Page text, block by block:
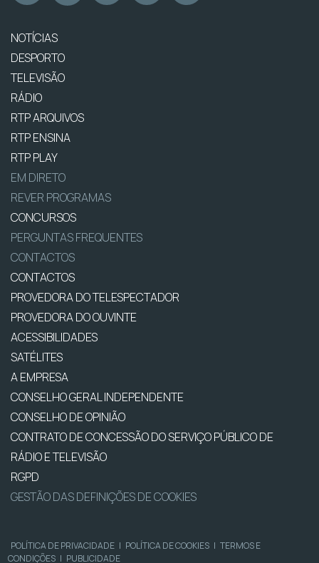
NOTÍCIAS
DESPORTO
TELEVISÃO
RÁDIO
RTP ARQUIVOS
RTP ENSINA
RTP PLAY
EM DIRETO
REVER PROGRAMAS
CONCURSOS
PERGUNTAS FREQUENTES
CONTACTOS
CONTACTOS
PROVEDORA DO TELESPECTADOR
PROVEDORA DO OUVINTE
ACESSIBILIDADES
SATÉLITES
A EMPRESA
CONSELHO GERAL INDEPENDENTE
CONSELHO DE OPINIÃO
CONTRATO DE CONCESSÃO DO SERVIÇO PÚBLICO DE
RÁDIO E TELEVISÃO
RGPD
GESTÃO DAS DEFINIÇÕES DE COOKIES
POLÍTICA DE PRIVACIDADE | POLÍTICA DE COOKIES | TERMOS E
CONDIÇÕES | PUBLICIDADE